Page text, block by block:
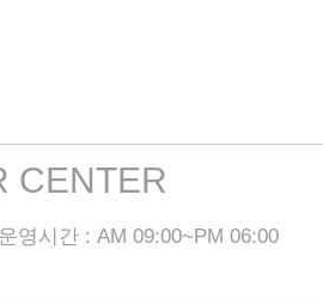
CENTER
영시간 : AM 09:00~PM 06:00